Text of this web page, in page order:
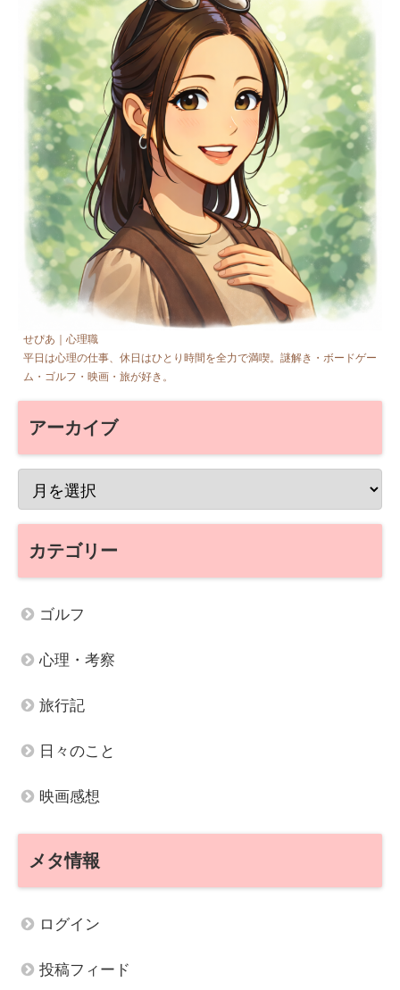
せぴあ｜心理職
平日は心理の仕事、休日はひとり時間を全力で満喫。謎解き・ボードゲー
ム・ゴルフ・映画・旅が好き。
アーカイブ
カテゴリー
ゴルフ
心理・考察
旅行記
日々のこと
映画感想
メタ情報
ログイン
投稿フィード